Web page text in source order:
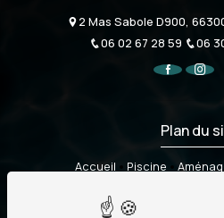
2 Mas Sabole D900,
06 02 67 28 59
06
Plan du
Accueil Piscine